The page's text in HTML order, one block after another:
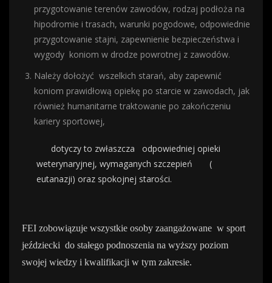
przygotowanie terenów zawodów, rodzaj podłoża na
hipodromie i trasach, warunki pogodowe, odpowiednie
przygotowanie stajni, zapewnienie bezpieczeństwa i
wygody koniom w drodze powrotnej z zawodów.
Należy dołożyć wszelkich starań, aby zapewnić
koniom prawidłową opiekę po starcie w zawodach, jak
również humanitarne traktowanie po zakończeniu
kariery sportowej,
dotyczy to zwłaszcza
odpowiedniej opieki
weterynaryjnej, wymaganych szczepień
(
eutanazji) oraz spokojnej starości.
FEI zobowiązuje wszystkie osoby zaangażowane w sport
jeździecki do stałego podnoszenia na wyższy poziom
swojej wiedzy i kwalifikacji w tym zakresie.